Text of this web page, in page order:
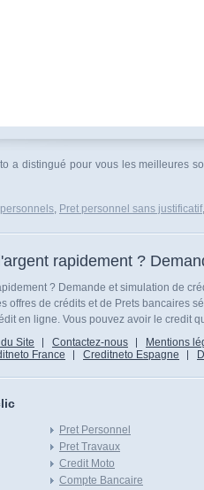
a distingué pour vous les meilleures
, Pret personnel sans justificatif,
rapidement ?
? Demande et simulation de
offres de crédits et de Prets bancaires
en ligne. Vous pouvez avoir le credit
Site Contactez-nous Mentions
France Creditneto Espagne
Pret Personnel
Pret Travaux
Credit Moto
Compte Bancaire